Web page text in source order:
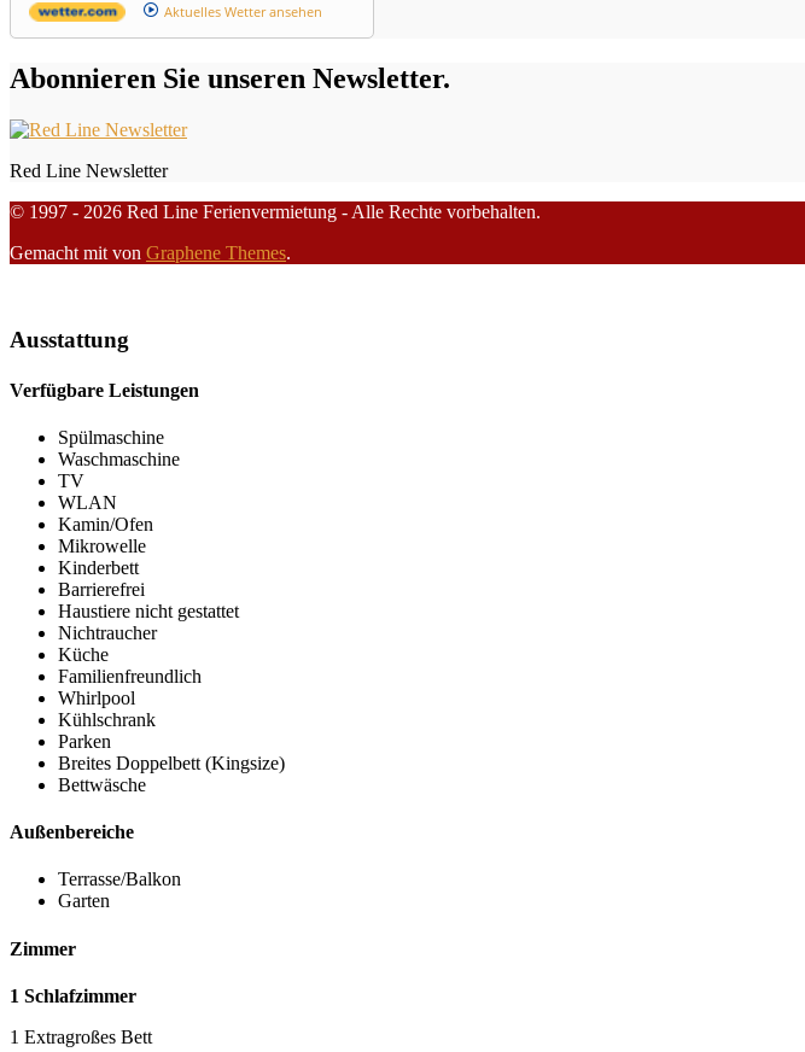
Aktuelles Wetter ansehen
Abonnieren Sie unseren Newsletter.
Red Line Newsletter
© 1997 - 2026 Red Line Ferienvermietung - Alle Rechte vorbehalten.
Gemacht mit von Graphene Themes.
Ausstattung
Verfügbare Leistungen
Spülmaschine
Waschmaschine
TV
WLAN
Kamin/Ofen
Mikrowelle
Kinderbett
Barrierefrei
Haustiere nicht gestattet
Nichtraucher
Küche
Familienfreundlich
Whirlpool
Kühlschrank
Parken
Breites Doppelbett (Kingsize)
Bettwäsche
Außenbereiche
Terrasse/Balkon
Garten
Zimmer
1 Schlafzimmer
1 Extragroßes Bett